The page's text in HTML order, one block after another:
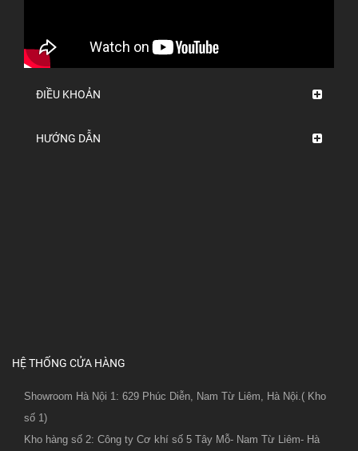
ĐIỀU KHOẢN
HƯỚNG DẪN
HỆ THỐNG CỬA HÀNG
Showroom Hà Nội 1: 629 Phúc Diễn, Nam Từ Liêm, Hà Nội.( Kho
số 1)
Kho hàng số 2: Công ty Cơ khí số 5 Tây Mỗ- Nam Từ Liêm- Hà